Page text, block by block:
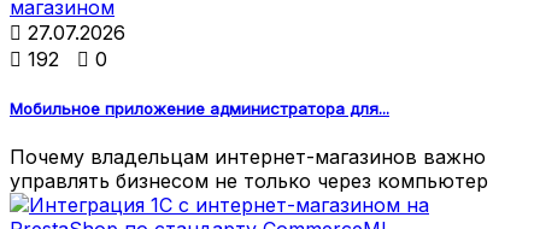
 27.07.2026
 192  0
Мобильное приложение администратора для...
Почему владельцам интернет-магазинов важно
управлять бизнесом не только через компьютер